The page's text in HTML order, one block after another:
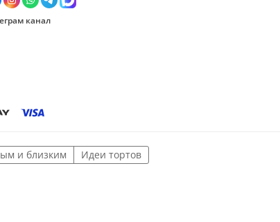
канал
и близким Идеи тортов